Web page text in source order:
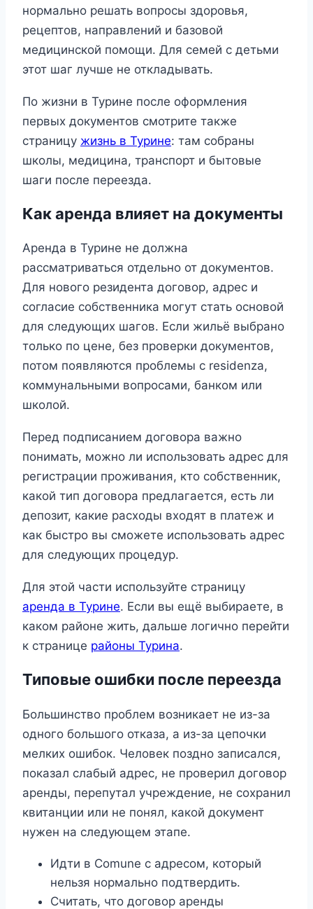
нормально решать вопросы здоровья,
рецептов, направлений и базовой
медицинской помощи. Для семей с детьми
этот шаг лучше не откладывать.
По жизни в Турине после оформления
первых документов смотрите также
страницу жизнь в Турине: там собраны
школы, медицина, транспорт и бытовые
шаги после переезда.
Как аренда влияет на документы
Аренда в Турине не должна
рассматриваться отдельно от документов.
Для нового резидента договор, адрес и
согласие собственника могут стать основой
для следующих шагов. Если жильё выбрано
только по цене, без проверки документов,
потом появляются проблемы с residenza,
коммунальными вопросами, банком или
школой.
Перед подписанием договора важно
понимать, можно ли использовать адрес для
регистрации проживания, кто собственник,
какой тип договора предлагается, есть ли
депозит, какие расходы входят в платеж и
как быстро вы сможете использовать адрес
для следующих процедур.
Для этой части используйте страницу
аренда в Турине. Если вы ещё выбираете, в
каком районе жить, дальше логично перейти
к странице районы Турина.
Типовые ошибки после переезда
Большинство проблем возникает не из-за
одного большого отказа, а из-за цепочки
мелких ошибок. Человек поздно записался,
показал слабый адрес, не проверил договор
аренды, перепутал учреждение, не сохранил
квитанции или не понял, какой документ
нужен на следующем этапе.
Идти в Comune с адресом, который
нельзя нормально подтвердить.
Считать, что договор аренды